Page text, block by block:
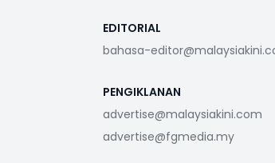
EDITORIAL
bahasa-
PENGIKLANAN
advertise@malaysiakini.com
advertise@fgmedia.my